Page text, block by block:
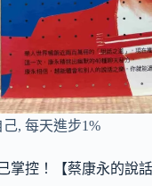
己, 每天進步1%
掌控！【蔡康永的說